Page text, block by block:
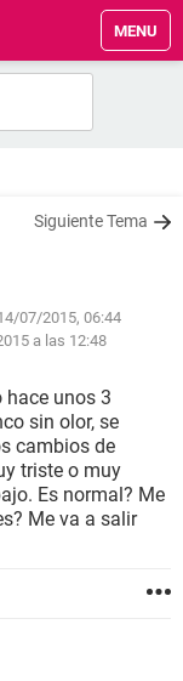
MENU
Siguiente Tema
07/2015, 06:44
a las 12:48
hace unos 3
sin olor, se
cambios de
triste o muy
Es normal? Me
Me va a salir